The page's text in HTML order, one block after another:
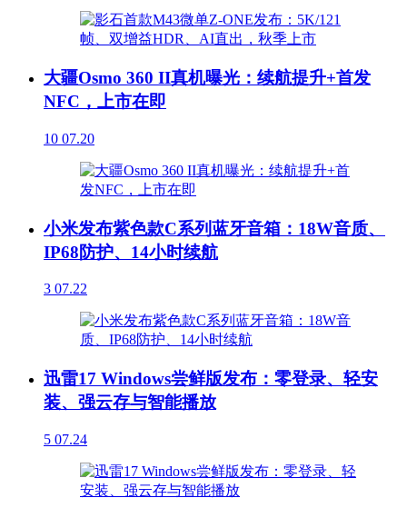
大疆Osmo 360 II真机曝光：续航提升+首发
NFC，上市在即
10 07.20
小米发布紫色款C系列蓝牙音箱：18W音质、
IP68防护、14小时续航
3 07.22
迅雷17 Windows尝鲜版发布：零登录、轻安
装、强云存与智能播放
5 07.24